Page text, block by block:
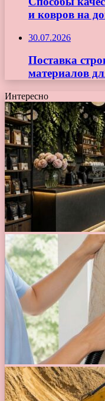
и ковров на
30.07.2026
Поставка
материалов
Интересно